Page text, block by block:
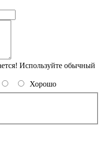
Используйте обычный
Хорошо